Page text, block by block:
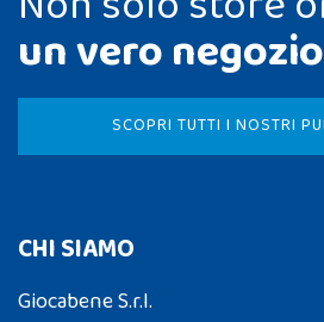
un vero
SCOPRI TUTTI I NOSTRI
CHI SIAMO
Giocabene S.r.l.